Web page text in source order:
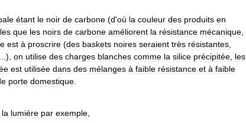
étant le noir de carbone (d'où la couleur des produits en
que les noirs de carbone améliorent la résistance mécanique
est à proscrire (des baskets noires seraient très résistantes
on utilise des charges blanches comme la silice précipitée les
est utilisée dans des mélanges à faible résistance et à faible
porte domestique
la lumière par exemple